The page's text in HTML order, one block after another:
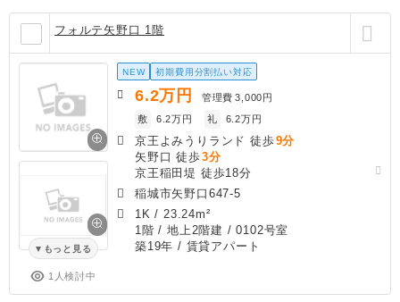
フォルテ矢野口 1階
もっと見る
1人検討中
NEW 初期費用分割払い対応
6.2万円 管理費 3,000円
敷
6.2万円 礼 6.2万円
京王よみうりランド 徒歩9分
矢野口 徒歩3分
京王稲田堤 徒歩18分
稲城市矢野口647-5
1K / 23.24m²
1階 / 地上2階建 / 0102号室
築19年 / 賃貸アパート